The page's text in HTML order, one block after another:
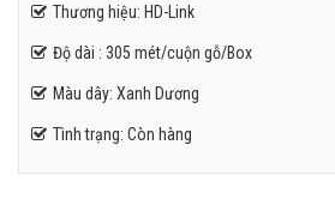
Thương hiệu: HD-Link
Độ dài : 305 mét/cuộn gỗ/Box
Màu dây: Xanh Dương
Tình trạng: Còn hàng